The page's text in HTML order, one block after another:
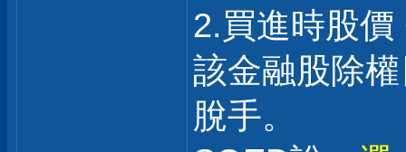
2.買進時股
該金融股除
脫手。